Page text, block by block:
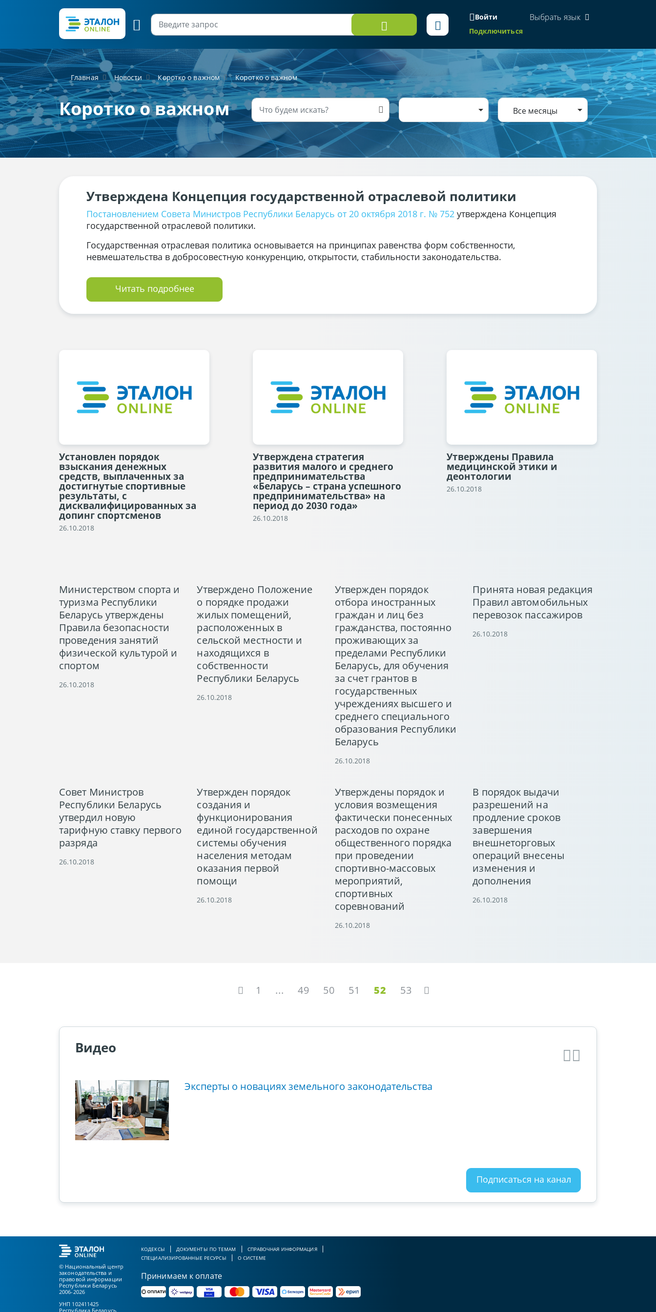
Войти
Подключиться
Выбрать язык
Главная Новости Коротко о важном Коротко о важном
Коротко о важном Все месяцы
Утверждена Концепция государственной отраслевой политики
Постановлением Совета Министров Республики Беларусь от 20 октября 2018 г. № 752 утверждена Концепция
государственной отраслевой политики.
Государственная отраслевая политика основывается на принципах равенства форм собственности,
невмешательства в добросовестную конкуренцию, открытости, стабильности законодательства.
Читать подробнее
Установлен порядок
взыскания денежных
средств, выплаченных за
достигнутые спортивные
результаты, с
дисквалифицированных за
допинг спортсменов
26.10.2018
Утверждена стратегия
развития малого и среднего
предпринимательства
«Беларусь – страна успешного
предпринимательства» на
период до 2030 года»
26.10.2018
Утверждены Правила
медицинской этики и
деонтологии
26.10.2018
Министерством спорта и
туризма Республики
Беларусь утверждены
Правила безопасности
проведения занятий
физической культурой и
спортом
26.10.2018
Утверждено Положение
о порядке продажи
жилых помещений,
расположенных в
сельской местности и
находящихся в
собственности
Республики Беларусь
26.10.2018
Утвержден порядок
отбора иностранных
граждан и лиц без
гражданства, постоянно
проживающих за
пределами Республики
Беларусь, для обучения
за счет грантов в
государственных
учреждениях высшего и
среднего специального
образования Республики
Беларусь
26.10.2018
Принята новая редакция
Правил автомобильных
перевозок пассажиров
26.10.2018
Совет Министров
Республики Беларусь
утвердил новую
тарифную ставку первого
разряда
26.10.2018
Утвержден порядок
создания и
функционирования
единой государственной
системы обучения
населения методам
оказания первой
помощи
26.10.2018
Утверждены порядок и
условия возмещения
фактически понесенных
расходов по охране
общественного порядка
при проведении
спортивно-массовых
мероприятий,
спортивных
соревнований
26.10.2018
В порядок выдачи
разрешений на
продление сроков
завершения
внешнеторговых
операций внесены
изменения и
дополнения
26.10.2018
1 ... 49 50 51 52 53
Видео
Эксперты о новациях земельного законодательства
Подписаться на канал
© Национальный центр
законодательства и
правовой информации
Республики Беларусь
2006-2026
УНП 102411425
Республика Беларусь,
КОДЕКСЫ ДОКУМЕНТЫ ПО ТЕМАМ
СПРАВОЧНАЯ ИНФОРМАЦИЯ
СПЕЦИАЛИЗИРОВАННЫЕ РЕСУРСЫ
О СИСТЕМЕ
Принимаем к оплате